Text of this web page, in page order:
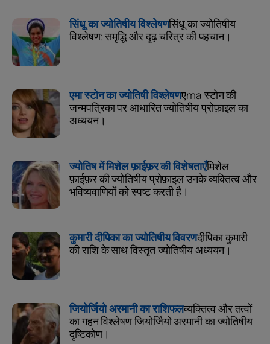
सिंधू का ज्योतिषीय विश्लेषणसिंधू का ज्योतिषीय
विश्लेषण: समृद्धि और दृढ़ चरित्र की पहचान।
एमा स्टोन का ज्योतिषी विश्लेषणएma स्टोन की
जन्मपत्रिका पर आधारित ज्योतिषीय प्रोफ़ाइल का
अध्ययन।
ज्योतिष में मिशेल फ़ाईफ़र की विशेषताएँमिशेल
फ़ाईफ़र की ज्योतिषीय प्रोफ़ाइल उनके व्यक्तित्व और
भविष्यवाणियों को स्पष्ट करती है।
कुमारी दीपिका का ज्योतिषीय विवरणदीपिका कुमारी
की राशि के साथ विस्तृत ज्योतिषीय अध्ययन।
जियोर्जियो अरमानी का राशिफलव्यक्तित्व और तत्वों
का गहन विश्लेषण जियोर्जियो अरमानी का ज्योतिषीय
दृष्टिकोण।